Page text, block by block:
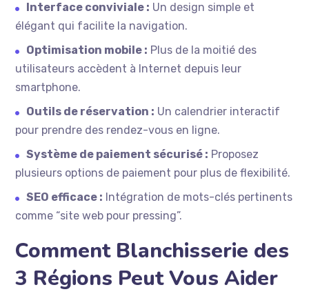
Interface conviviale : Un design simple et
élégant qui facilite la navigation.
Optimisation mobile : Plus de la moitié des
utilisateurs accèdent à Internet depuis leur
smartphone.
Outils de réservation : Un calendrier interactif
pour prendre des rendez-vous en ligne.
Système de paiement sécurisé : Proposez
plusieurs options de paiement pour plus de flexibilité.
SEO efficace : Intégration de mots-clés pertinents
comme “site web pour pressing”.
Comment Blanchisserie des
3 Régions Peut Vous Aider